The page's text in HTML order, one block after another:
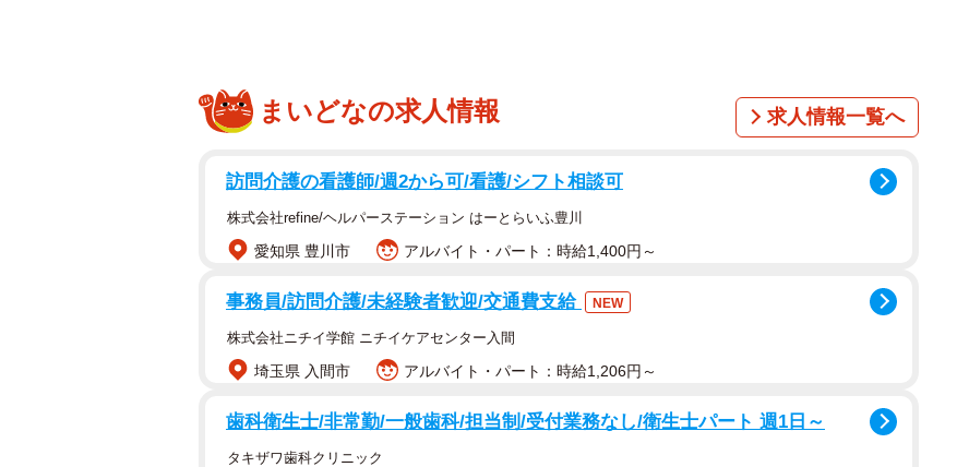
まいどなの求人情報 求人情報一覧へ
訪問介護の看護師/週2から可/看護/シフト相談可
株式会社refine/ヘルパーステーション はーとらいふ豊川
愛知県 豊川市 アルバイト・パート：時給1,400円～
事務員/訪問介護/未経験者歓迎/交通費支給 NEW
株式会社ニチイ学館 ニチイケアセンター入間
埼玉県 入間市 アルバイト・パート：時給1,206円～
歯科衛生士/非常勤/一般歯科/担当制/受付業務なし/衛生士パート 週1日～
タキザワ歯科クリニック